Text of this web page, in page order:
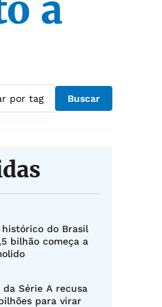
à
por tag Buscar
histórico do Brasil
bilhão começa a
da Série A recusa
para virar